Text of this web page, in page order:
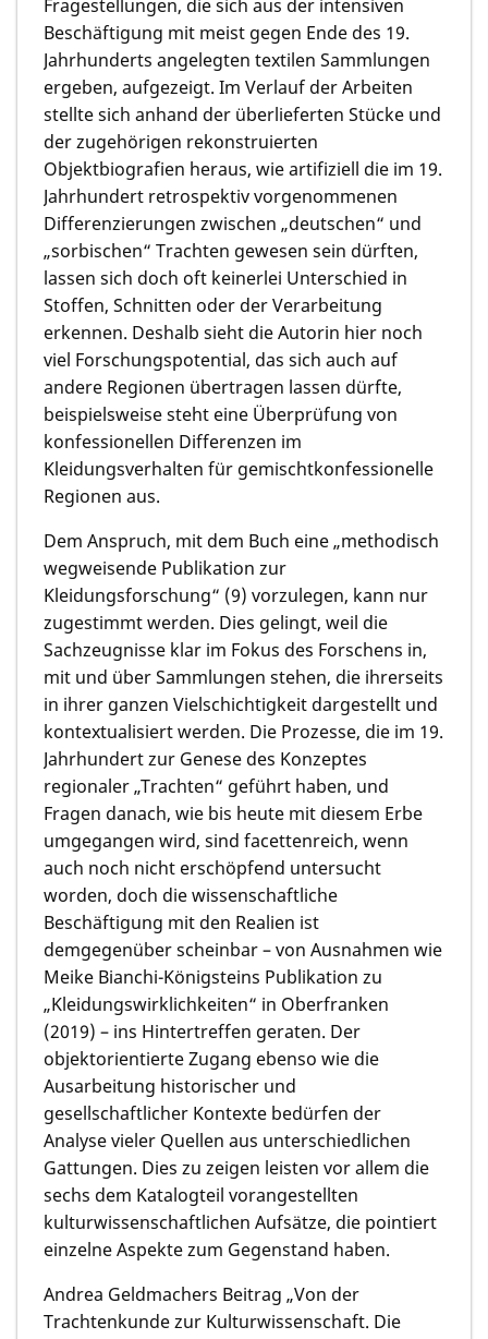
Fragestellungen, die sich aus der intensiven
Beschäftigung mit meist gegen Ende des 19.
Jahrhunderts angelegten textilen Sammlungen
ergeben, aufgezeigt. Im Verlauf der Arbeiten
stellte sich anhand der überlieferten Stücke und
der zugehörigen rekonstruierten
Objektbiografien heraus, wie artifiziell die im 19.
Jahrhundert retrospektiv vorgenommenen
Differenzierungen zwischen „deutschen“ und
„sorbischen“ Trachten gewesen sein dürften,
lassen sich doch oft keinerlei Unterschied in
Stoffen, Schnitten oder der Verarbeitung
erkennen. Deshalb sieht die Autorin hier noch
viel Forschungspotential, das sich auch auf
andere Regionen übertragen lassen dürfte,
beispielsweise steht eine Überprüfung von
konfessionellen Differenzen im
Kleidungsverhalten für gemischtkonfessionelle
Regionen aus.
Dem Anspruch, mit dem Buch eine „methodisch
wegweisende Publikation zur
Kleidungsforschung“ (9) vorzulegen, kann nur
zugestimmt werden. Dies gelingt, weil die
Sachzeugnisse klar im Fokus des Forschens in,
mit und über Sammlungen stehen, die ihrerseits
in ihrer ganzen Vielschichtigkeit dargestellt und
kontextualisiert werden. Die Prozesse, die im 19.
Jahrhundert zur Genese des Konzeptes
regionaler „Trachten“ geführt haben, und
Fragen danach, wie bis heute mit diesem Erbe
umgegangen wird, sind facettenreich, wenn
auch noch nicht erschöpfend untersucht
worden, doch die wissenschaftliche
Beschäftigung mit den Realien ist
demgegenüber scheinbar – von Ausnahmen wie
Meike Bianchi-Königsteins Publikation zu
„Kleidungswirklichkeiten“ in Oberfranken
(2019) – ins Hintertreffen geraten. Der
objektorientierte Zugang ebenso wie die
Ausarbeitung historischer und
gesellschaftlicher Kontexte bedürfen der
Analyse vieler Quellen aus unterschiedlichen
Gattungen. Dies zu zeigen leisten vor allem die
sechs dem Katalogteil vorangestellten
kulturwissenschaftlichen Aufsätze, die pointiert
einzelne Aspekte zum Gegenstand haben.
Andrea Geldmachers Beitrag „Von der
Trachtenkunde zur Kulturwissenschaft. Die